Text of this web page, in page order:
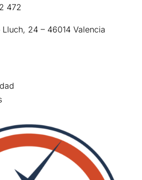
472
Lluch, 24 – 46014 Valencia